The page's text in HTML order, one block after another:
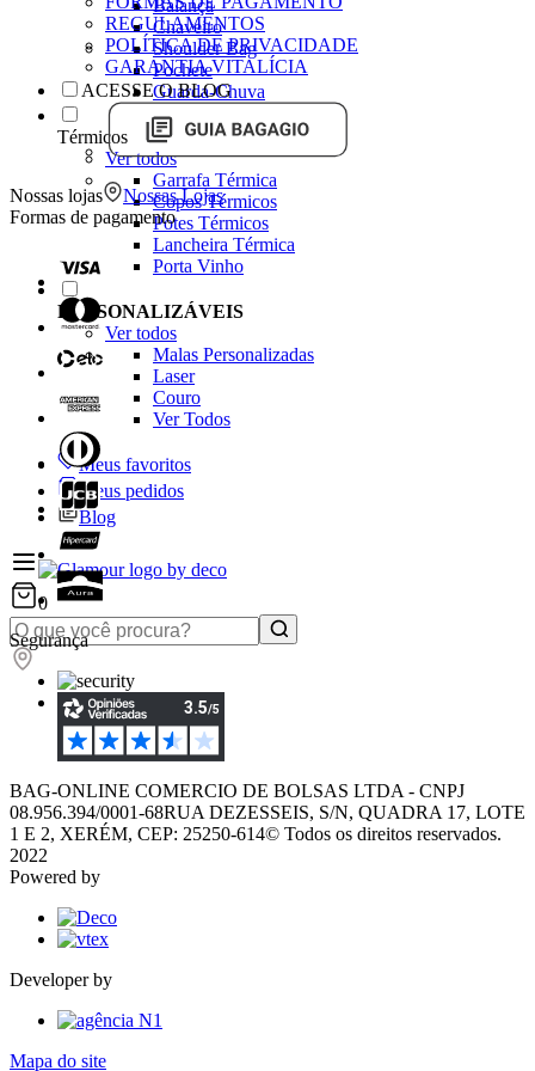
Balança
Chaveiro
Shoulder Bag
Pochete
Guarda-Chuva
Térmicos
Ver todos
Garrafa Térmica
Copos Térmicos
Potes Térmicos
Lancheira Térmica
Porta Vinho
PERSONALIZÁVEIS
Ver todos
Malas Personalizadas
Laser
Couro
Ver Todos
Meus favoritos
Meus pedidos
Blog
0
REGULAMENTOS
POLÍTICA DE PRIVACIDADE
GARANTIA VITALÍCIA
ACESSE O BLOG
Nossas lojas
Nossas Lojas
Formas de pagamento
Segurança
BAG-ONLINE COMERCIO DE BOLSAS LTDA - CNPJ
08.956.394/0001-68RUA DEZESSEIS, S/N, QUADRA 17, LOTE
1 E 2, XERÉM, CEP: 25250-614© Todos os direitos reservados.
2022
Powered by
Developer by
Mapa do site